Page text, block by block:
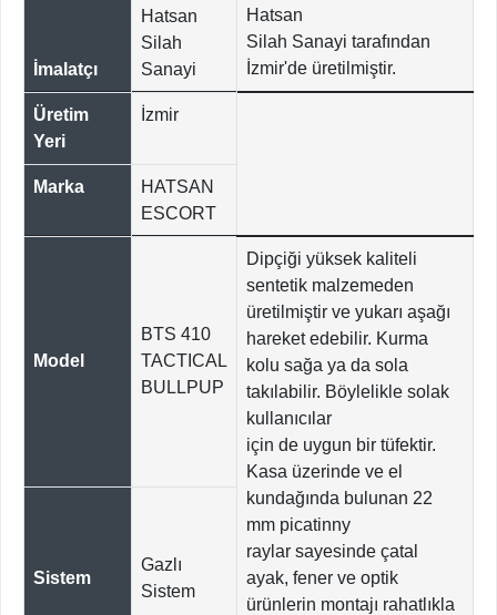
İmalatçı
Hatsan
Silah
Sanayi
Hatsan
Silah Sanayi tarafından
İzmir'de üretilmiştir.
Üretim
Yeri
İzmir
Marka
HATSAN
ESCORT
Model
BTS 410
TACTICAL
BULLPUP
Dipçiği yüksek kaliteli
sentetik malzemeden
üretilmiştir ve yukarı aşağı
hareket edebilir. Kurma
kolu sağa ya da sola
takılabilir. Böylelikle solak
kullanıcılar
için de uygun bir tüfektir.
Kasa üzerinde ve el
kundağında bulunan 22
mm picatinny
raylar sayesinde çatal
ayak, fener ve optik
ürünlerin montajı rahatlıkla
Sistem
Gazlı
Sistem